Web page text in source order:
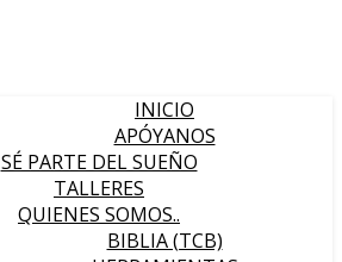
INICIO
APÓYANOS
SÉ PARTE DEL SUEÑO
TALLERES
QUIENES SOMOS..
BIBLIA (TCB)